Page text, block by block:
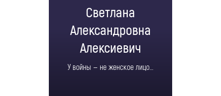
Светлана
Александровна
Алексиевич
У войны — не женское лицо…